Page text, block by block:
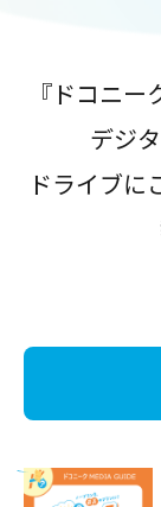
『ドコニ
デジ
ドライブに